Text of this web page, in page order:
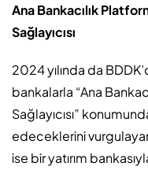
Ana Bankacılık
Sağlayıcısı
2024 yılında da
bankalarla “Ana
Sağlayıcısı”
edeceklerini
ise bir yatırım